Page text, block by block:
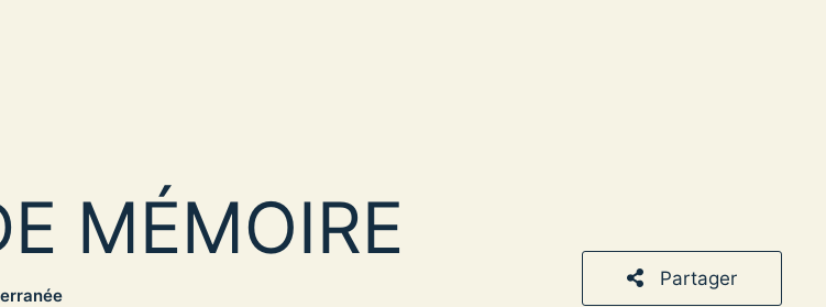
MÉMOIRE
Partager